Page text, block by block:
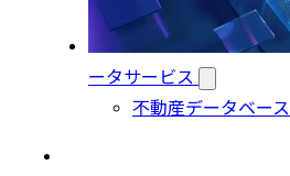
ータサービス
不動産データベース